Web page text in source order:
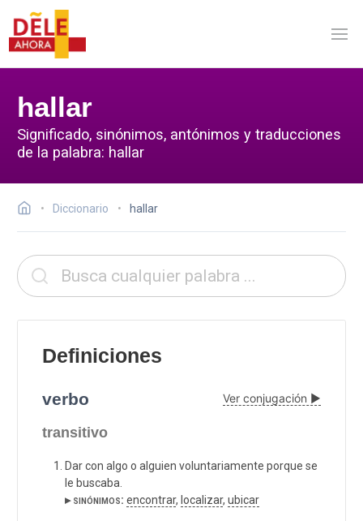
hallar
Significado, sinónimos, antónimos y traducciones
de la palabra: hallar
Diccionario hallar
Definiciones
verbo Ver conjugación ▶
transitivo
Dar con algo o alguien voluntariamente porque se
le buscaba.
▸ sinónimos: encontrar, localizar, ubicar